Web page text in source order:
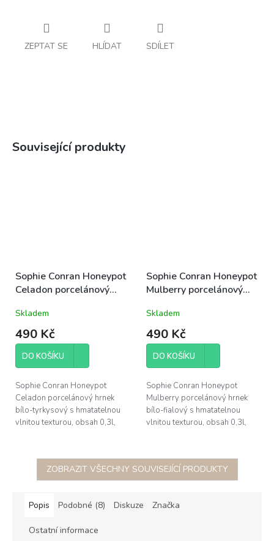
ZEPTAT SE HLÍDAT SDÍLET
Související produkty
Sophie Conran Honeypot
Celadon porcelánový
Skladem
490 Kč
DO KOŠÍKU
Sophie Conran Honeypot
Celadon porcelánový hrnek
bílo-tyrkysový s hmatatelnou
vlnitou texturou, obsah 0,3l,
Sophie Conran Honeypot
Mulberry porcelánový
Skladem
490 Kč
DO KOŠÍKU
Sophie Conran Honeypot
Mulberry porcelánový hrnek
bílo-fialový s hmatatelnou
vlnitou texturou, obsah 0,3l,
ZOBRAZIT VŠECHNY SOUVISEJÍCÍ PRODUKTY
Popis Podobné (8) Diskuze Značka
Ostatní informace